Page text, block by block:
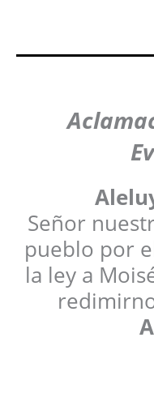
Señor
pueblo por
la ley a